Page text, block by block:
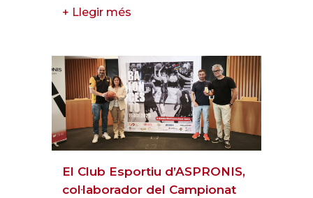
+ Llegir més
El Club Esportiu d’ASPRONIS,
col·laborador del Campionat